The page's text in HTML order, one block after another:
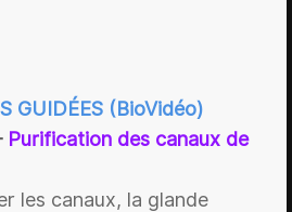
GUIDÉES (BioVidéo)
Purification des canaux de
les canaux, la glande